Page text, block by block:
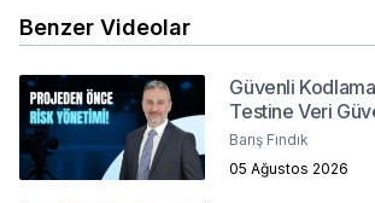
Benzer Videolar
Güvenli
Testine Veri
Sağlanır?
Barış Fındık
05 Ağustos 2026